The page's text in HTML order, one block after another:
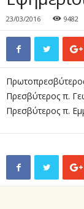
23/03/2016 9482
Πρεσβύτερος π.
Πρεσβύτερος π.